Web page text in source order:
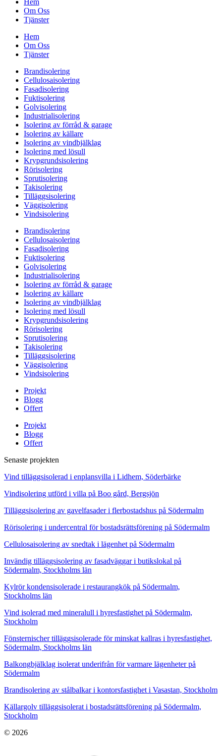
Hem
Om Oss
Tjänster
Hem
Om Oss
Tjänster
Brandisolering
Cellulosaisolering
Fasadisolering
Fuktisolering
Golvisolering
Industrialisolering
Isolering av förråd & garage
Isolering av källare
Isolering av vindbjälklag
Isolering med lösull
Krypgrundsisolering
Rörisolering
Sprutisolering
Takisolering
Tilläggsisolering
Väggisolering
Vindsisolering
Brandisolering
Cellulosaisolering
Fasadisolering
Fuktisolering
Golvisolering
Industrialisolering
Isolering av förråd & garage
Isolering av källare
Isolering av vindbjälklag
Isolering med lösull
Krypgrundsisolering
Rörisolering
Sprutisolering
Takisolering
Tilläggsisolering
Väggisolering
Vindsisolering
Projekt
Blogg
Offert
Projekt
Blogg
Offert
Senaste projekten
Vind tilläggsisolerad i enplansvilla i Lidhem, Söderbärke
Vindisolering utförd i villa på Boo gård, Bergsjön
Tilläggsisolering av gavelfasader i flerbostadshus på Södermalm
Rörisolering i undercentral för bostadsrättsförening på Södermalm
Cellulosaisolering av snedtak i lägenhet på Södermalm
Invändig tilläggsisolering av fasadväggar i butikslokal på
Södermalm, Stockholms län
Kylrör kondensisolerade i restaurangkök på Södermalm,
Stockholms län
Vind isolerad med mineralull i hyresfastighet på Södermalm,
Stockholm
Fönsternischer tilläggsisolerade för minskat kallras i hyresfastighet,
Södermalm, Stockholms län
Balkongbjälklag isolerat underifrån för varmare lägenheter på
Södermalm
Brandisolering av stålbalkar i kontorsfastighet i Vasastan, Stockholm
Källargolv tilläggsisolerat i bostadsrättsförening på Södermalm,
Stockholm
© 2026